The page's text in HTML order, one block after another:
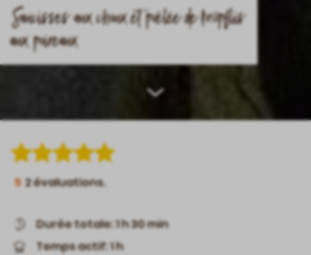
Saucisses aux choux et poêlée de knöpflis
aux poireaux
Scroll
5 2évaluations.
Durée totale: 1 h 30 min
Temps actif: 1 h